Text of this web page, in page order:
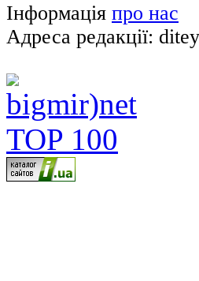
Інформація про нас
Адреса редакції: